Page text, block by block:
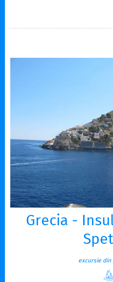
Grecia -
excursie din